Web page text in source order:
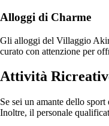
Alloggi di Charme
Gli alloggi del Villaggio
curato con attenzione per
Attività
Se sei un amante dello
Inoltre, il personale